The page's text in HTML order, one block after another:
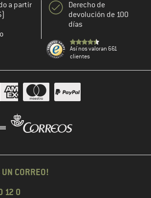
a partir
Derecho de
devolución de 100
días
Así nos valoran 661
clientes
UN CORREO!
12 0